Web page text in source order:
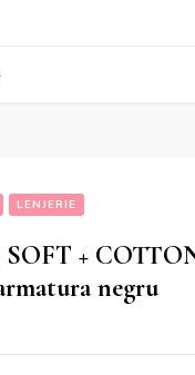
LENJERIE
+
negru